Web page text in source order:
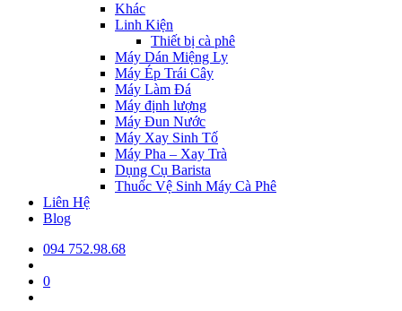
Khác
Linh Kiện
Thiết bị cà phê
Máy Dán Miệng Ly
Máy Ép Trái Cây
Máy Làm Đá
Máy định lượng
Máy Đun Nước
Máy Xay Sinh Tố
Máy Pha – Xay Trà
Dụng Cụ Barista
Thuốc Vệ Sinh Máy Cà Phê
Liên Hệ
Blog
094 752.98.68
0